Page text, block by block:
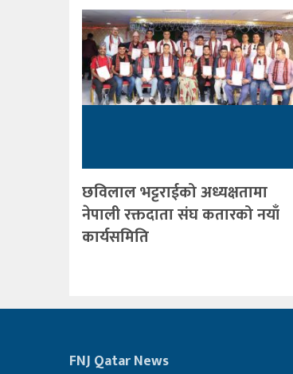
छविलाल भट्टराईको अध्यक्षतामा
नेपाली रक्तदाता संघ कतारको नयाँ
कार्यसमिति
FNJ Qatar News